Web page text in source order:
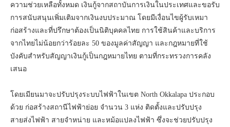
ความช่วยเหลือทั้งหมด เงินกู้จากสถาบันการเงินในประเทศและขอรับ
การสนับสนุนเพิ่มเติมจากเงินงบประมาณ โดยมีเงื่อนไขผู้รับเหมา
ก่อสร้างและที่ปรึกษาต้องเป็นนิติบุคคลไทย การใช้สินค้าและบริการ
จากไทยไม่น้อยกว่าร้อยละ 50 ของมูลค่าสัญญา และกฎหมายที่ใช้
บังคับสำหรับสัญญาเงินกู้เป็นกฎหมายไทย ตามที่กระทรวงการคลัง
เสนอ
โดยเมียนมาจะปรับปรุงระบบไฟฟ้าในเขต North Okkalapa ประกอบ
ด้วย ก่อสร้างสถานีไฟฟ้าย่อย จำนวน 3 แห่ง ติดตั้งและปรับปรุง
สายส่งไฟฟ้า สายจำหน่าย และหม้อแปลงไฟฟ้า ซึ่งจะช่วยปรับปรุง